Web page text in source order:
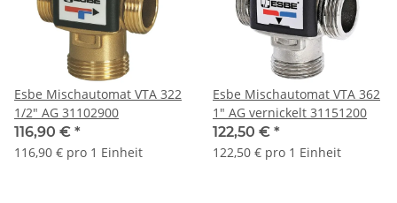
Esbe Mischautomat VTA 322
1/2" AG 31102900
116,90 € *
116,90 € pro 1 Einheit
Esbe Mischautomat VTA 362
1" AG vernickelt 31151200
122,50 € *
122,50 € pro 1 Einheit